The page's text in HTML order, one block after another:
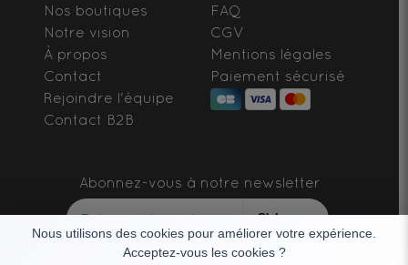
Nous utilisons des cookies pour améliorer votre expérience.
Acceptez-vous les cookies ?
Nos boutiques
Notre vision
À propos
Contact
Rejoindre l'équipe
Contact B2B
FAQ
CGV
Mentions légales
Paiement sécurisé
Abonnez-vous à notre newsletter
S'abonner